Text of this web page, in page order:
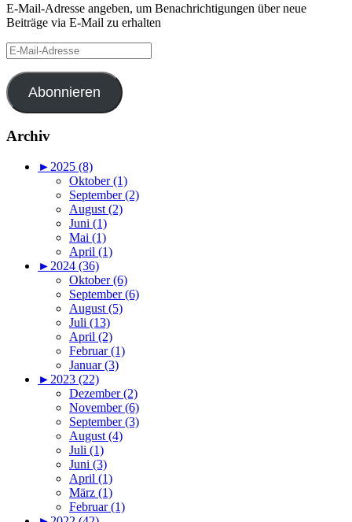
E-Mail-Adresse angeben, um Benachrichtigungen über neue
Beiträge via E-Mail zu erhalten
E-
Mail-
Adresse
Abonnieren
Archiv
► 2025 (8)
Oktober (1)
September (2)
August (2)
Juni (1)
Mai (1)
April (1)
► 2024 (36)
Oktober (6)
September (6)
August (5)
Juli (13)
April (2)
Februar (1)
Januar (3)
► 2023 (22)
Dezember (2)
November (6)
September (3)
August (4)
Juli (1)
Juni (3)
April (1)
März (1)
Februar (1)